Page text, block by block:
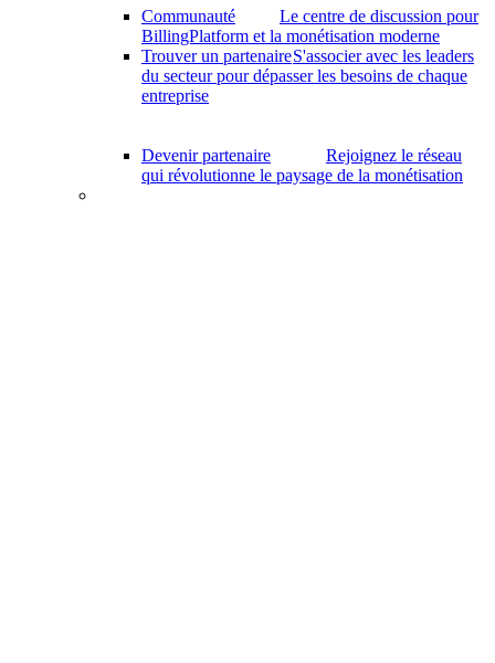
Communauté
Le centre de discussion pour
BillingPlatform et la monétisation moderne
Trouver un partenaireS'associer avec les leaders
du secteur pour dépasser les besoins de chaque
entreprise
Devenir partenaire
Rejoignez le réseau
qui révolutionne le paysage de la monétisation